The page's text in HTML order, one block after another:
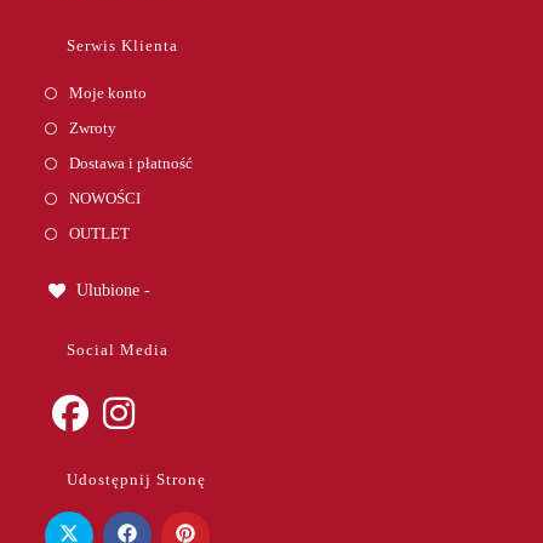
Serwis Klienta
Moje konto
Zwroty
Dostawa i płatność
NOWOŚCI
OUTLET
Ulubione -
Social Media
a
in
a
Udostępnij Stronę